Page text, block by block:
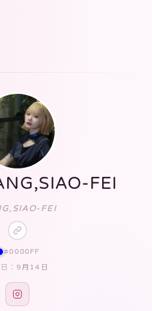
FEI
FEI
#0000FF
： 9月14日